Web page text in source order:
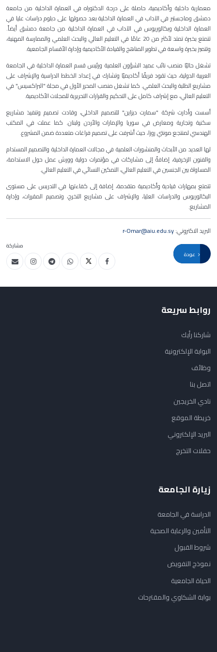
معمارية داخلية وأكاديمية، حاصلة على درجة الدكتوراه في العمارة الداخلية من جامعة
دمشق وماجستير في الآداب في العمارة الداخلية بعد حصولها على دبلوم دراسات عليا في
العمارة الداخلية وبكالوريوس في الآداب في العمارة الداخلية من جامعة دمشق أيضاً.
تتمتع بخبرة تمتد لأكثر من 20 عامًا في التعليم العالي والبحث العلمي والممارسة المهنية،
وتتميز بخبرة واسعة في تطوير المناهج والقيادة الأكاديمية وإدارة الأقسام الجامعية.
تشغل حاليًا منصب نائب عميد الشؤون العلمية ورئيس قسم العمارة الداخلية في الجامعة
العربية الدولية، حيث تقود فريقًا أكاديميًا وتشارك في إعداد الخطط الدراسية والإشراف على
مشاريع الطلبة والبحث العلمي. كما تشغل منصب المحرر الأول في مجلة "البراكسيس" في
التعليم العالي، مع إشراف كامل على التحكيم والقرارات التحريرية للمجلات الأكاديمية.
أسست وأدارت شركة "سمارت ديزاين" للتصميم الداخلي، وقادت تصميم وتنفيذ مشاريع
سكنية وتجارية ومعارض في سوريا والإمارات والأردن ولبنان. كما عملت في المكتب
الهندسي لمنتجع مونتي روزا، حيث أشرفت على تصميم فراغات متعددة ضمن المشروع.
لها العديد من الأبحاث والمنشورات العلمية في مجالات العمارة الداخلية والتصميم المستدام
والفنون الزخرفية، إضافةً إلى مشاركات في مؤتمرات دولية وورش عمل حول الاستدامة،
المساواة بين الجنسين في التعليم العالي، التمكين النسائي في التعليم العالي.
تتمتع بمهارات قيادية وأكاديمية متقدمة، إضافة إلى كفاءتها في التدريس على مستوى
البكالوريوس والدراسات العليا، والإشراف على مشاريع التخرج، وتصميم المقررات، وإدارة
المشاريع.
البريد الاكتروني:r-Omar@aiu.edu.sy
مشاركة
روابط سريعة
شاركنا رأيك
البوابة الإلكترونية
وظائف
اتصل بنا
نادي الخريجين
خريطة الموقع
البريد الإلكتروني
حفلات التخرج
زيارة الجامعة
الدراسة في الجامعة
التأمين والرعاية الصحية
شروط القبول
نموذج التفويض
الحياة الجامعية
بوابة الشكاوي والمقترحات